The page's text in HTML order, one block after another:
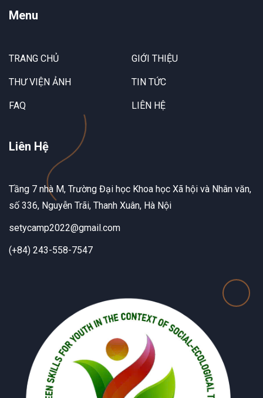
Menu
TRANG CHỦ GIỚI THIỆU
THƯ VIỆN ẢNH TIN TỨC
FAQ LIÊN HỆ
Liên Hệ
Tầng 7 nhà M, Trường Đại học Khoa học Xã hội và Nhân văn,
số 336, Nguyễn Trãi, Thanh Xuân, Hà Nội
setycamp2022@gmail.com
(+84) 243-558-7547